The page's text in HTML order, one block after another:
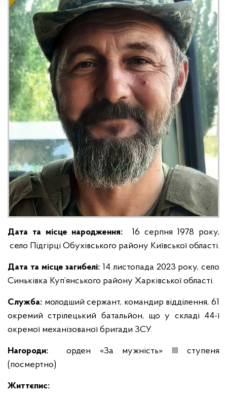
Дата та місце народження:
16 серпня 1978 року,
село Підгірці Обухівського району Київської області.
Дата та місце загибелі: 14 листопада 2023 року, село
Синьківка Куп’янського району Харківської області.
Служба: молодший сержант, командир відділення, 61
окремий стрілецький батальйон, що у складі 44-ї
окремої механізованої бригади ЗСУ.
Нагороди:
орден «За мужність» ІІІ ступеня
(посмертно)
Життєпис: